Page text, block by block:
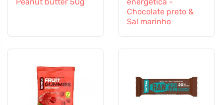
Chocolate preto &
Sal marinho